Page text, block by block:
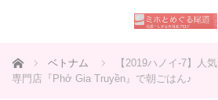
ホーム ベトナム
【2019ハノイ-7】人
専門店『Phở Gia Truyền』で朝ごはん♪